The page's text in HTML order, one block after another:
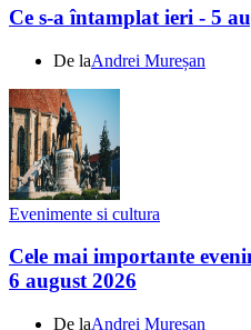
Ce s-a întamplat ieri - 5
De laAndrei Mureșan
Evenimente si cultura
Cele mai importante
6 august 2026
De laAndrei Mureșan